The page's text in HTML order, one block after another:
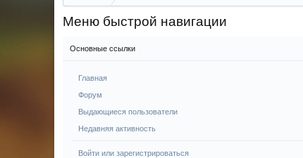
Меню быстрой навигации
Основные ссылки
Главная
Форум
Выдающиеся пользователи
Недавняя активность
Войти или зарегистрироваться